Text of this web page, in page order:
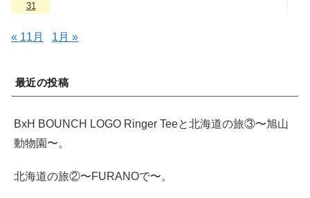
31
« 11月 1月 »
最近の投稿
BxH BOUNCH LOGO Ringer Teeと北海道の旅③〜旭山
動物園〜。
北海道の旅②〜FURANOで〜。